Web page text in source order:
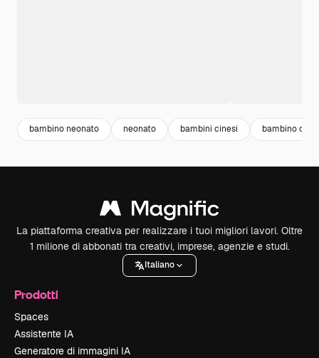
bambino neonato neonato bambini cinesi bambino che
La piattaforma creativa per realizzare i tuoi migliori lavori. Oltre
1 milione di abbonati tra creativi, imprese, agenzie e studi.
Italiano
Prodotti
Spaces
Assistente IA
Generatore di immagini IA